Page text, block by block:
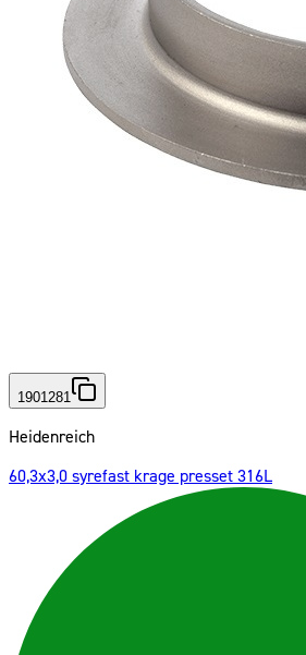
1901281
Heidenreich
60,3x3,0 syrefast krage presset 316L